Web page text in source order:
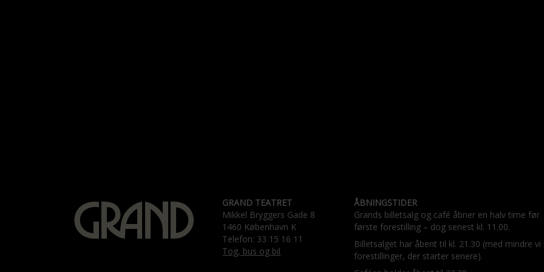
GRAND TEATRET
Mikkel Bryggers Gade 8
1460 København K
Telefon: 33 15 16 11
Tog, bus og bil
ÅBNINGSTIDER
Grands billetsalg og café åbner en halv time før
første forestilling – dog senest kl. 11.00.
Billetsalget har åbent til kl. 21.30 (med mindre vi
forestillinger, der starter senere).